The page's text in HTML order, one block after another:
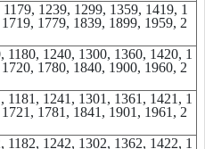
1239, 1299, 1359, 1419, 1
1779, 1839, 1899, 1959, 2
1180, 1240, 1300, 1360, 1420, 1
1780, 1840, 1900, 1960, 2
1181, 1241, 1301, 1361, 1421, 1
1781, 1841, 1901, 1961, 2
1182, 1242, 1302, 1362, 1422, 1